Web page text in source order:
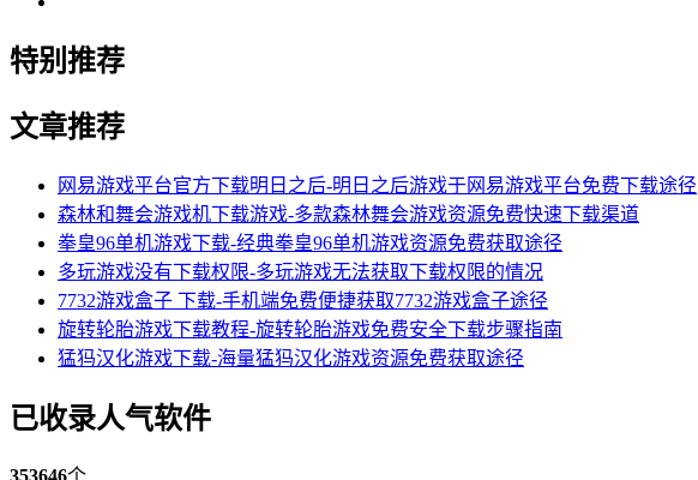
特别推荐
文章推荐
网易游戏平台官方下载明日之后-明日之后游戏于网易游戏平台免费下载途径
森林和舞会游戏机下载游戏-多款森林舞会游戏资源免费快速下载渠道
拳皇96单机游戏下载-经典拳皇96单机游戏资源免费获取途径
多玩游戏没有下载权限-多玩游戏无法获取下载权限的情况
7732游戏盒子 下载-手机端免费便捷获取7732游戏盒子途径
旋转轮胎游戏下载教程-旋转轮胎游戏免费安全下载步骤指南
猛犸汉化游戏下载-海量猛犸汉化游戏资源免费获取途径
已收录人气软件